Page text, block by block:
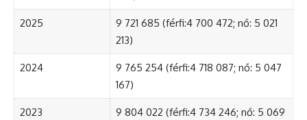
2025
9 721 685 (férfi:4 700 472; nő: 5 021
213)
2024
9 765 254 (férfi:4 718 087; nő: 5 047
167)
2023
9 804 022 (férfi:4 734 246; nő: 5 069